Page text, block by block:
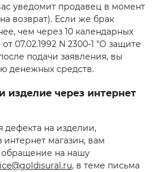
уведомит продавец в момент
возврат). Если же брак
чем через 10 календарных
07.02.1992 N 2300-1 "О защите
подачи заявления, вы
денежных средств.
изделие через интернет
дефекта на изделии,
магазин, вам
обращение на нашу
, в теме письма